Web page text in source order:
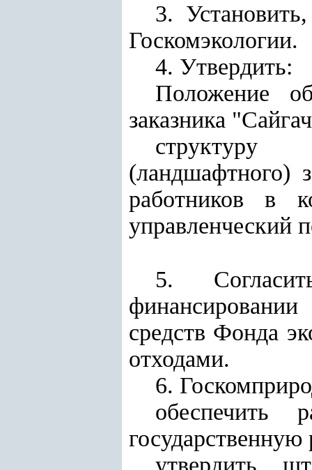
3.
Госкомэкологии.
4. Утвердить:
Положение
заказника
структуру
(ландшафтного)
работников в
управленческий
5.
средств Фонда
отходами.
6.
обеспечить
государственную
утвердить